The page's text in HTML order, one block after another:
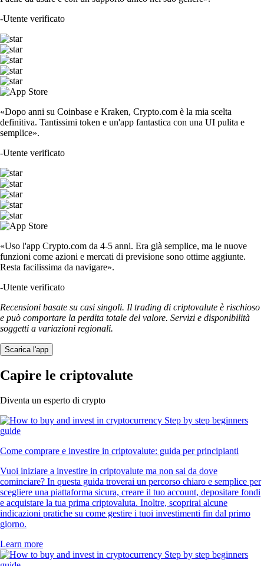
-Utente verificato
«Dopo anni su Coinbase e Kraken, Crypto.com è la mia scelta
definitiva. Tantissimi token e un'app fantastica con una UI pulita e
semplice».
-Utente verificato
«Uso l'app Crypto.com da 4-5 anni. Era già semplice, ma le nuove
funzioni come azioni e mercati di previsione sono ottime aggiunte.
Resta facilissima da navigare».
-Utente verificato
Recensioni basate su casi singoli. Il trading di criptovalute è rischioso
e può comportare la perdita totale del valore. Servizi e disponibilità
soggetti a variazioni regionali.
Scarica l'app
Capire le criptovalute
Diventa un esperto di crypto
Come comprare e investire in criptovalute: guida per principianti
Vuoi iniziare a investire in criptovalute ma non sai da dove
cominciare? In questa guida troverai un percorso chiaro e semplice per
scegliere una piattaforma sicura, creare il tuo account, depositare fondi
e acquistare la tua prima criptovaluta. Inoltre, scoprirai alcune
indicazioni pratiche su come gestire i tuoi investimenti fin dal primo
giorno.
Learn more